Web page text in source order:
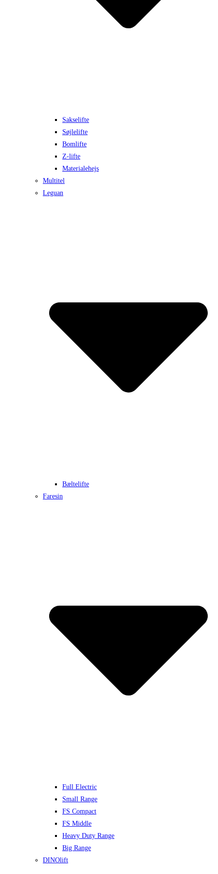
Sakselifte
Søjlelifte
Bomlifte
Z-lifte
Materialehejs
Multitel
Leguan
Bæltelifte
Faresin
Full Electric
Small Range
FS Compact
FS Middle
Heavy Duty Range
Big Range
DINOlift